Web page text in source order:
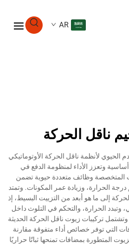
AR
ناقل الحركة
الحيوي لأنظمة ناقل الحركة الأوتوماتيكي
وتعزز الأداء لمنظومة الدفع في
المتخصصة وظائف متعددة حيوية تضمن
الحرارة، وزيادة عمر المكونات. وتمتد
إلى ما هو أبعد من التزييت البسيط، إذ
وتبدد الحرارة، والتحكم في التلوث داخل
تركيبات زيوت ناقل الحركة الحديثة
التي توفر خصائص أداء متفوقة مقارنة
المتطورة بمضافات تمنحها ثباتًا حراريًا